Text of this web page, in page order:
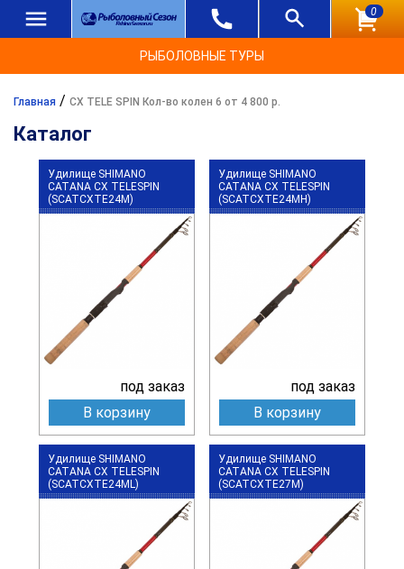
0
РЫБОЛОВНЫЕ ТУРЫ
Главная / CX TELE SPIN Кол-во колен 6 от 4 800 р.
Каталог
Удилище SHIMANO
CATANA CX TELESPIN
(SCATCXTE24M)
под заказ
В корзину
Удилище SHIMANO
CATANA CX TELESPIN
(SCATCXTE24MH)
под заказ
В корзину
Удилище SHIMANO
CATANA CX TELESPIN
(SCATCXTE24ML)
Удилище SHIMANO
CATANA CX TELESPIN
(SCATCXTE27M)